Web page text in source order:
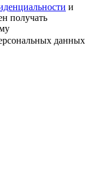
и
получать
данных